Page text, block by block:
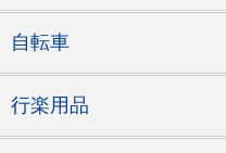
自転車
行楽用品